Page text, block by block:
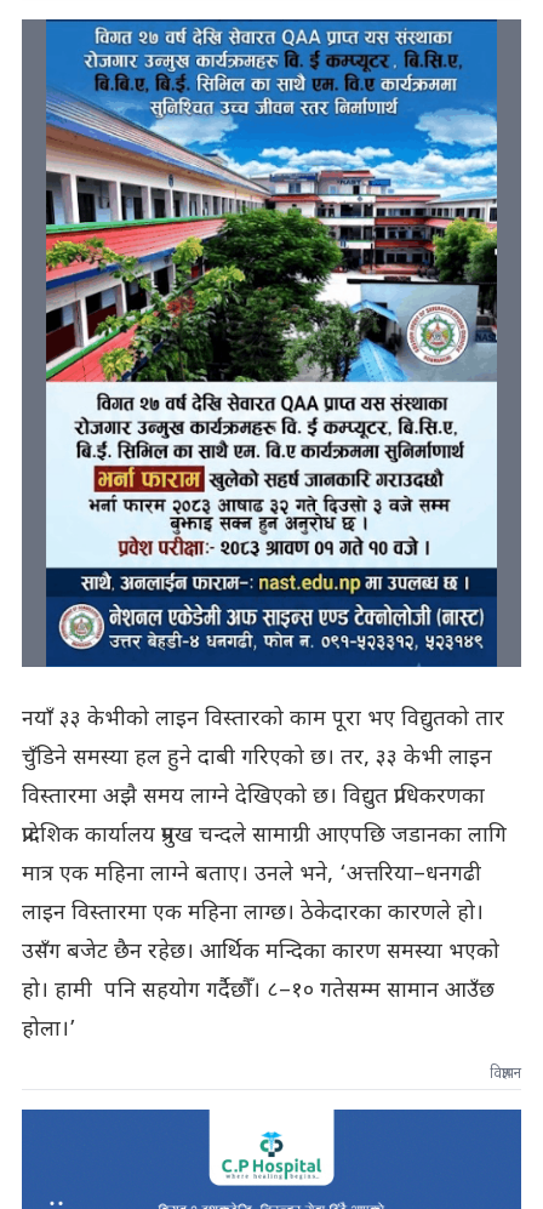
नयाँ ३३ केभीको लाइन विस्तारको काम पूरा भए विद्युतको तार
चुँडिने समस्या हल हुने दाबी गरिएको छ। तर, ३३ केभी लाइन
विस्तारमा अझै समय लाग्ने देखिएको छ। विद्युत प्राधिकरणका
प्रादेशिक कार्यालय प्रमुख चन्दले सामाग्री आएपछि जडानका लागि
मात्र एक महिना लाग्ने बताए। उनले भने, ‘अत्तरिया–धनगढी
लाइन विस्तारमा एक महिना लाग्छ। ठेकेदारका कारणले हो।
उसँग बजेट छैन रहेछ। आर्थिक मन्दिका कारण समस्या भएको
हो। हामी पनि सहयोग गर्दैछौँ। ८–१० गतेसम्म सामान आउँछ
होला।’
विज्ञापन